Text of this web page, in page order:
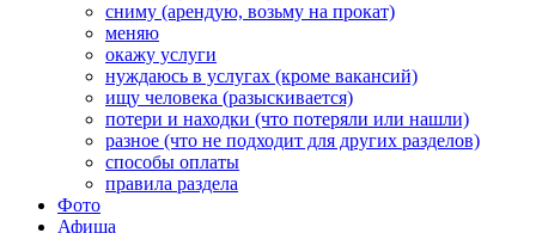
сниму (арендую, возьму на прокат)
меняю
окажу услуги
нуждаюсь в услугах (кроме вакансий)
ищу человека (разыскивается)
потери и находки (что потеряли или нашли)
разное (что не подходит для других разделов)
способы оплаты
правила раздела
Фото
Афиша